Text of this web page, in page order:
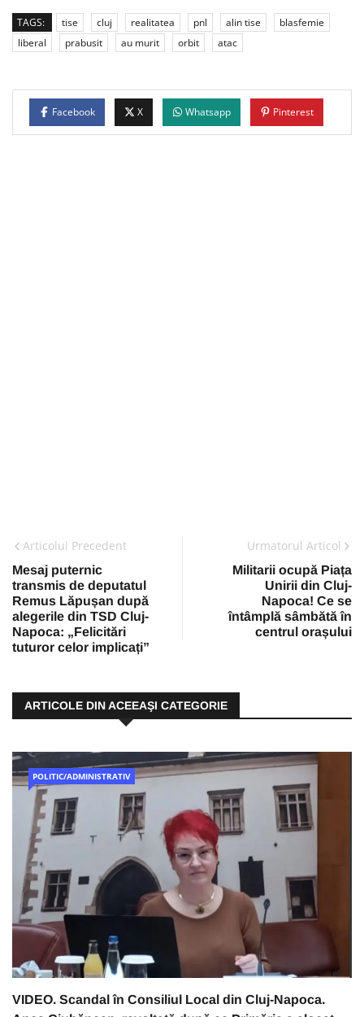
TAGS: tise cluj realitatea pnl alin tise
blasfemie
liberal
prabusit au murit orbit atac
Facebook X Whatsapp Pinterest
Articolul Precedent
Mesaj puternic
transmis de deputatul
Remus Lăpușan după
alegerile din TSD Cluj-
Napoca: „Felicitări
tuturor celor implicați”
Urmatorul Articol
Militarii ocupă Piața
Unirii din Cluj-
Napoca! Ce se
întâmplă sâmbătă în
centrul orașului
ARTICOLE DIN ACEEAŞI CATEGORIE
POLITIC/ADMINISTRATIV
VIDEO. Scandal în Consiliul Local din Cluj-Napoca.